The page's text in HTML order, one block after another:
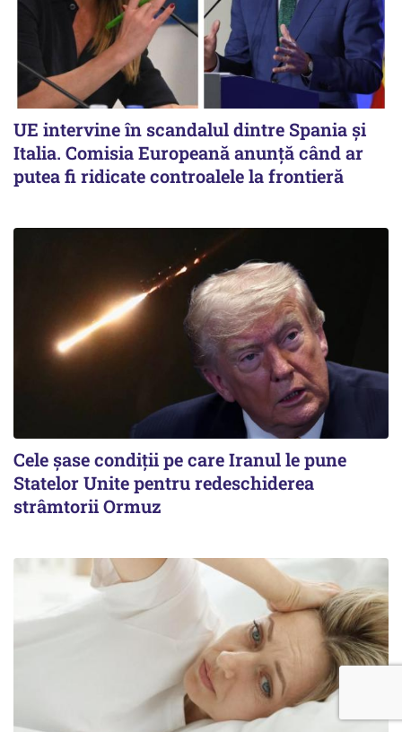
UE intervine în scandalul dintre Spania și
Italia. Comisia Europeană anunță când ar
putea fi ridicate controalele la frontieră
Cele șase condiții pe care Iranul le pune
Statelor Unite pentru redeschiderea
strâmtorii Ormuz